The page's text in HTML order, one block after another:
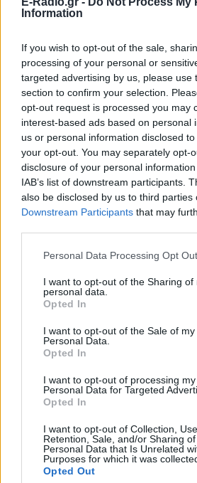
Information
If you wish to opt-out of the sale,
processing of your personal or
targeted advertising by us, please use
section to confirm your selection.
opt-out request is processed you may
interest-based ads based on personal
us or personal information disclosed
your opt-out. You may separately opt-
disclosure of your personal
IAB’s list of downstream participants.
also be disclosed by us to third parties
Downstream Participants that may
Personal Data Processing Opt
I want to opt-out of the Sharing of
personal data.
Opted In
I want to opt-out of the Sale of my
Personal Data.
Opted In
I want to opt-out of processing my
Personal Data for Targeted
Opted In
I want to opt-out of Collection, Use,
Retention, Sale, and/or Sharing
Personal Data that Is Unrelated
Purposes for which it was
Opted Out
ΠΡΙΝ 11 ΏΡΕΣ
Αλίκη,
μεγάλης
Μαρίνα
λαγοκέφαλο
ΠΡΙΝ 11 ΏΡΕΣ
Η Μαρίνα
αντιδρούμε
στη θάλασσα
Γέννησε η
του γιου
ΠΡΙΝ 11 ΏΡΕΣ
Η γνωστή
για πρώτη φορά
Νοσηλεύτρια πήγε
μετά από 4 χρόνια – Η
της έγινε viral